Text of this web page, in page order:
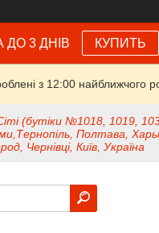
ДО 3 ДНІВ КУПИТЬ
з 12:00 найближчого
(бутіки №1018, 1019,
Полтава,
Чернівці, Київ, Україна